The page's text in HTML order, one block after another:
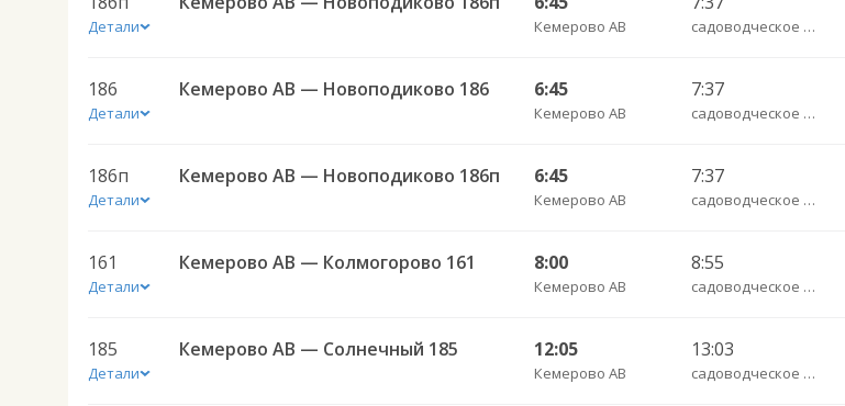
Детали Кемерово АВ садоводческое некоммерческое товариществ
186
Детали
Кемерово АВ — Новоподиково 186 6:45
Кемерово АВ
7:37
садоводческое некоммерческое товариществ
186п
Детали
Кемерово АВ — Новоподиково 186п 6:45
Кемерово АВ
7:37
садоводческое некоммерческое товариществ
161
Детали
Кемерово АВ — Колмогорово 161 8:00
Кемерово АВ
8:55
садоводческое некоммерческое товариществ
185
Детали
Кемерово АВ — Солнечный 185 12:05
Кемерово АВ
13:03
садоводческое некоммерческое товариществ